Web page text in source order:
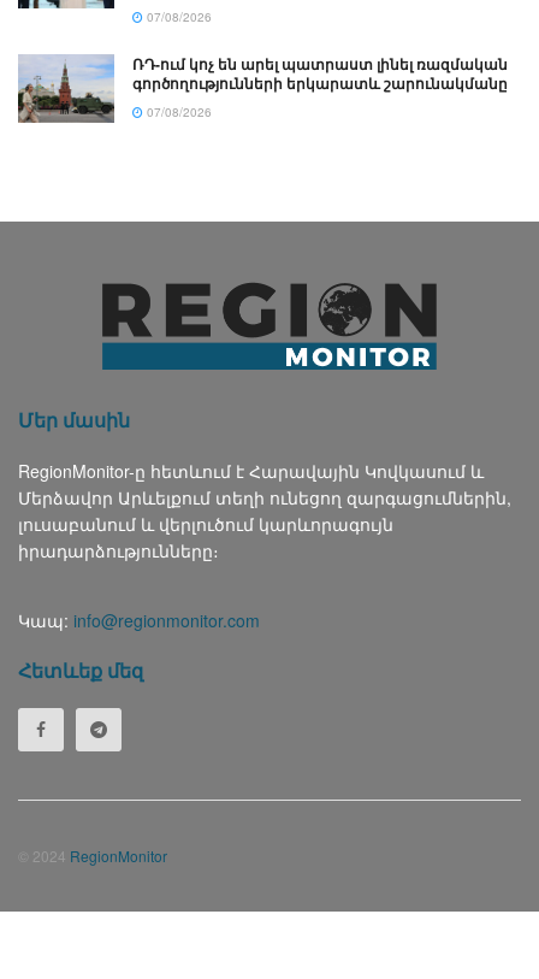
07/08/2026
ՌԴ-ում կոչ են արել պատրաստ լինել ռազմական
գործողությունների երկարատև շարունակմանը
07/08/2026
Մեր մասին
RegionMonitor-ը հետևում է Հարավային Կովկասում և
Մերձավոր Արևելքում տեղի ունեցող զարգացումներին,
լուսաբանում և վերլուծում կարևորագույն
իրադարձությունները։
Կապ: info@regionmonitor.com
Հետևեք մեզ
© 2024 RegionMonitor